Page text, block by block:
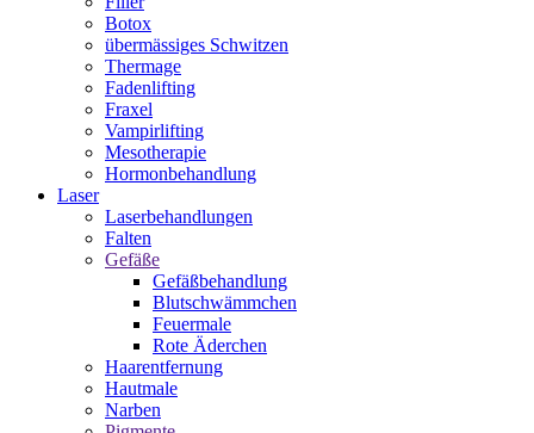
Botox
übermässiges Schwitzen
Thermage
Fadenlifting
Fraxel
Vampirlifting
Mesotherapie
Hormonbehandlung
Laser
Laserbehandlungen
Falten
Gefäße
Gefäßbehandlung
Blutschwämmchen
Feuermale
Rote Äderchen
Haarentfernung
Hautmale
Narben